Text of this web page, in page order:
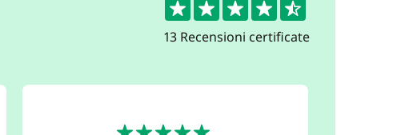
13 Recensioni certificate